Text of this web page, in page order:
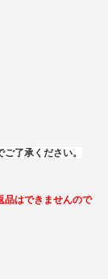
了承ください。
品はできませんので